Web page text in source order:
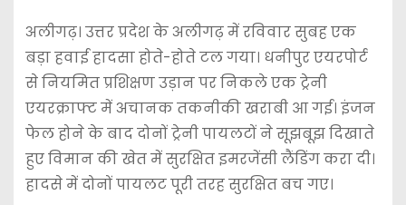
अलीगढ़। उत्तर प्रदेश के अलीगढ़ में रविवार सुबह एक
बड़ा हवाई हादसा होते-होते टल गया। धनीपुर एयरपोर्ट
से नियमित प्रशिक्षण उड़ान पर निकले एक ट्रेनी
एयरक्राफ्ट में अचानक तकनीकी खराबी आ गई। इंजन
फेल होने के बाद दोनों ट्रेनी पायलटों ने सूझबूझ दिखाते
हुए विमान की खेत में सुरक्षित इमरजेंसी लैंडिंग करा दी।
हादसे में दोनों पायलट पूरी तरह सुरक्षित बच गए।